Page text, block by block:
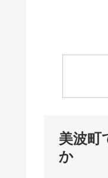
美波町
か